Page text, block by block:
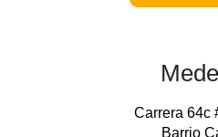
Carrera 64c
Barrio